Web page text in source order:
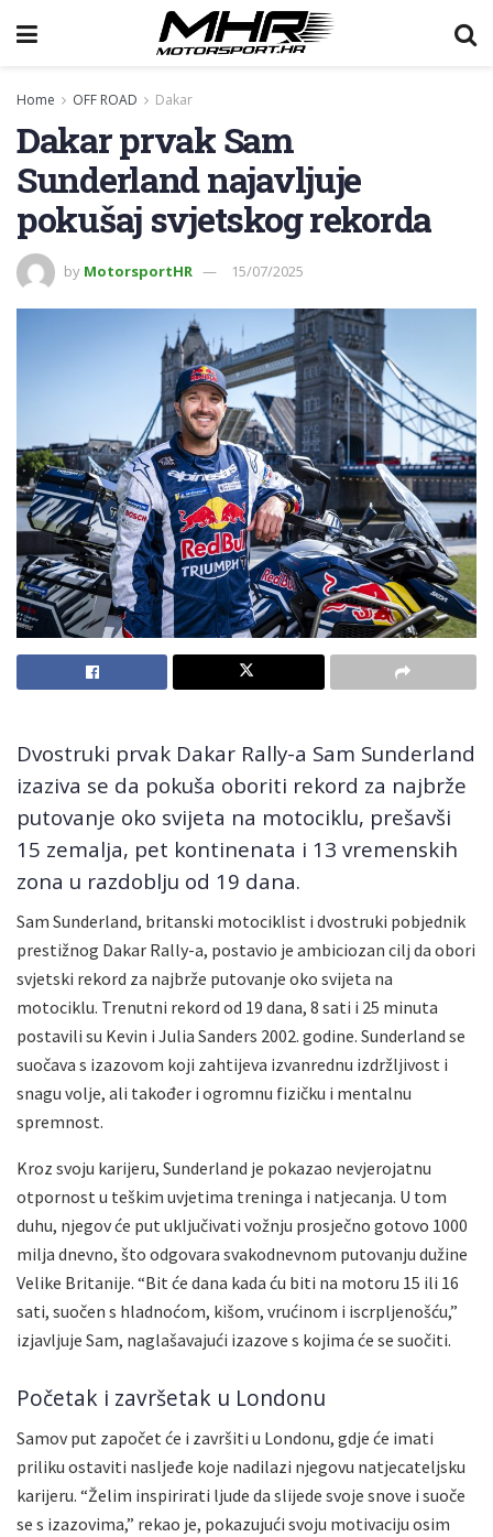
Home OFF ROAD Dakar
Dakar prvak Sam
Sunderland najavljuje
pokušaj svjetskog rekorda
by MotorsportHR 15/07/2025
Dvostruki prvak Dakar Rally-a Sam Sunderland
izaziva se da pokuša oboriti rekord za najbrže
putovanje oko svijeta na motociklu, prešavši
15 zemalja, pet kontinenata i 13 vremenskih
zona u razdoblju od 19 dana.
Sam Sunderland, britanski motociklist i dvostruki pobjednik
prestižnog Dakar Rally-a, postavio je ambiciozan cilj da obori
svjetski rekord za najbrže putovanje oko svijeta na
motociklu. Trenutni rekord od 19 dana, 8 sati i 25 minuta
postavili su Kevin i Julia Sanders 2002. godine. Sunderland se
suočava s izazovom koji zahtijeva izvanrednu izdržljivost i
snagu volje, ali također i ogromnu fizičku i mentalnu
spremnost.
Kroz svoju karijeru, Sunderland je pokazao nevjerojatnu
otpornost u teškim uvjetima treninga i natjecanja. U tom
duhu, njegov će put uključivati vožnju prosječno gotovo 1000
milja dnevno, što odgovara svakodnevnom putovanju dužine
Velike Britanije. “Bit će dana kada ću biti na motoru 15 ili 16
sati, suočen s hladnoćom, kišom, vrućinom i iscrpljenošću,”
izjavljuje Sam, naglašavajući izazove s kojima će se suočiti.
Početak i završetak u Londonu
Samov put započet će i završiti u Londonu, gdje će imati
priliku ostaviti nasljeđe koje nadilazi njegovu natjecateljsku
karijeru. “Želim inspirirati ljude da slijede svoje snove i suoče
se s izazovima,” rekao je, pokazujući svoju motivaciju osim